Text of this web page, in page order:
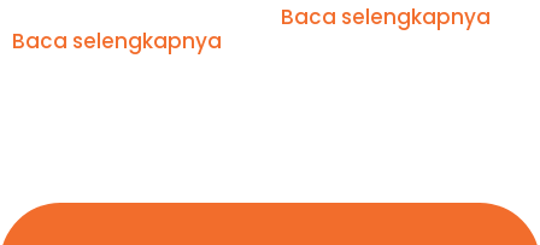
Baca selengkapnya
Baca selengkapnya